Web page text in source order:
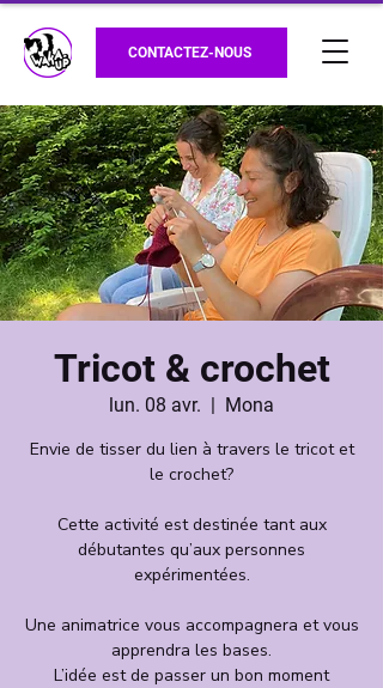
CONTACTEZ-NOUS
Tricot & crochet
lun. 08 avr.
  |
Mona
Envie de tisser du lien à travers le tricot et
le crochet?
Cette activité est destinée tant aux
débutantes qu’aux personnes
expérimentées.
Une animatrice vous accompagnera et vous
apprendra les bases.
L’idée est de passer un bon moment